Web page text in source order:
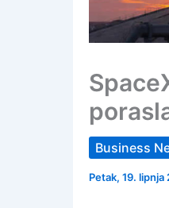
Business
Petak, 19. lipnja